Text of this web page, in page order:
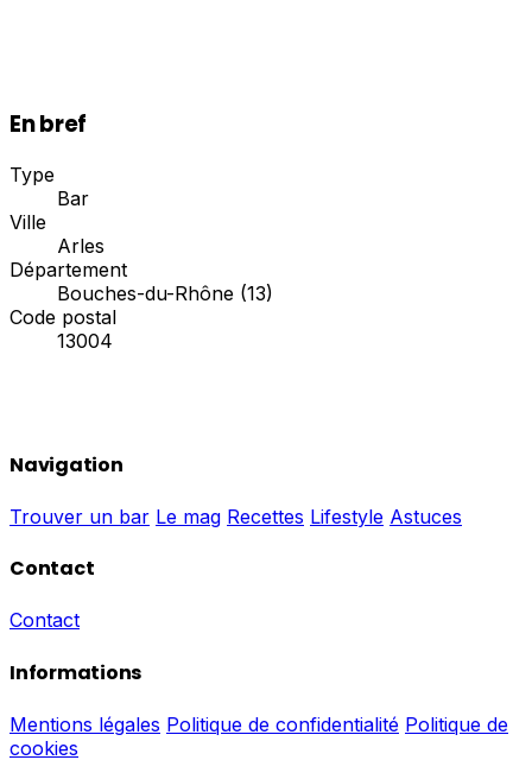
En bref
Type
Bar
Ville
Arles
Département
Bouches-du-Rhône (13)
Code postal
13004
Navigation
Trouver un bar Le mag Recettes Lifestyle Astuces
Contact
Contact
Informations
Mentions légales Politique de confidentialité Politique de
cookies